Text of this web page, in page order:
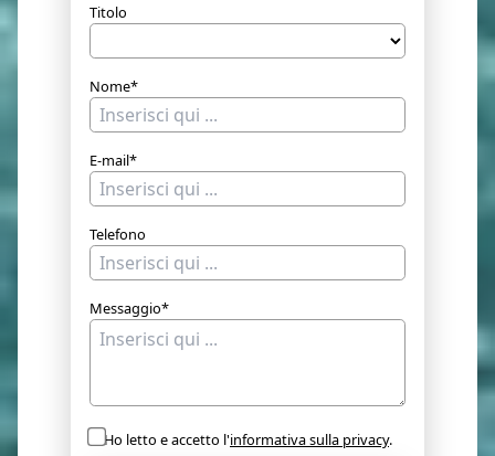
Titolo
Nome*
E-mail*
Telefono
Messaggio*
Ho letto e accetto l'informativa sulla privacy.